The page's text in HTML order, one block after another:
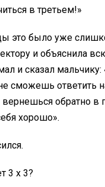
в третьем!»
это было уже
и объяснила
и сказал мальчику:
сможешь ответить
вернешься обратно в
хорошо».
3 x 3?